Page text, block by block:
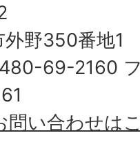
野350番地1
69-2160
問い合わせは